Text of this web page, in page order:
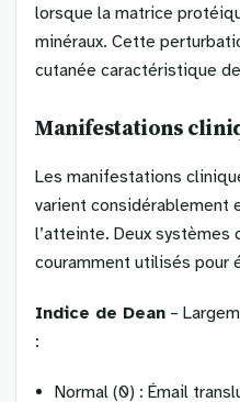
lorsque la matrice
minéraux. Cette
cutanée caractéristique
Manifestations
Les manifestations
varient considérablement
l’atteinte. Deux
couramment utilisés pour
Indice de Dean –
:
Normal (0) : Émail